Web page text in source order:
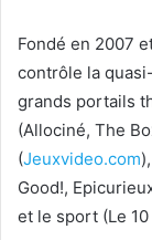
Fondé en 2007
contrôle la
grands portails
(Allociné, The
(Jeuxvideo.com
Good!,
et le sport (Le